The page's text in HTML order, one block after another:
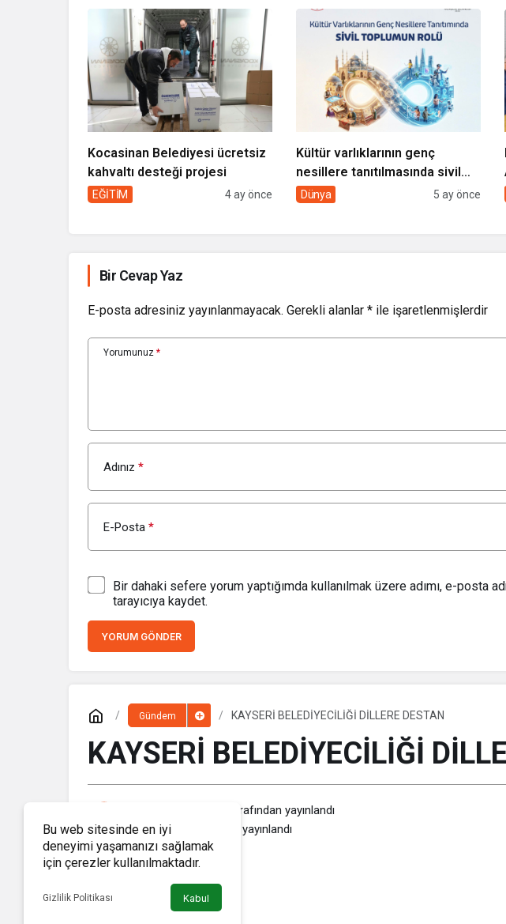
Kocasinan Belediyesi ücretsiz
kahvaltı desteği projesi
EĞİTİM 4 ay önce
Kültür varlıklarının genç
nesillere tanıtılmasında sivil
toplumun rolü
Dünya 5 ay önce
Bir Cevap Yaz
E-posta adresiniz yayınlanmayacak. Gerekli alanlar * ile işaretlenmişlerdir
Yorumunuz *
Adınız *
E-Posta *
Bir dahaki sefere yorum yaptığımda kullanılmak üzere adımı, e-posta
tarayıcıya kaydet.
YORUM GÖNDER
Gündem KAYSERİ BELEDİYECİLİĞİ DİLLERE DESTAN
KAYSERİ BELEDİYECİLİĞİ
tarafından yayınlandı
15 Nisan 2019, 15:29
yayınlandı
Bu web sitesinde en iyi
deneyimi yaşamanızı sağlamak
için çerezler kullanılmaktadır.
Gizlilik Politikası Kabul